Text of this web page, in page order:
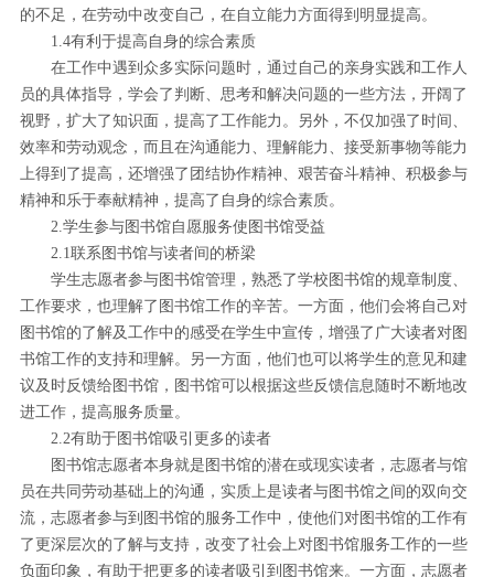
的不足，在劳动中改变自己，在自立能力方面得到明显提高。
1.4有利于提高自身的综合素质
在工作中遇到众多实际问题时，通过自己的亲身实践和工作人
员的具体指导，学会了判断、思考和解决问题的一些方法，开阔了
视野，扩大了知识面，提高了工作能力。另外，不仅加强了时间、
效率和劳动观念，而且在沟通能力、理解能力、接受新事物等能力
上得到了提高，还增强了团结协作精神、艰苦奋斗精神、积极参与
精神和乐于奉献精神，提高了自身的综合素质。
2.学生参与图书馆自愿服务使图书馆受益
2.1联系图书馆与读者间的桥梁
学生志愿者参与图书馆管理，熟悉了学校图书馆的规章制度、
工作要求，也理解了图书馆工作的辛苦。一方面，他们会将自己对
图书馆的了解及工作中的感受在学生中宣传，增强了广大读者对图
书馆工作的支持和理解。另一方面，他们也可以将学生的意见和建
议及时反馈给图书馆，图书馆可以根据这些反馈信息随时不断地改
进工作，提高服务质量。
2.2有助于图书馆吸引更多的读者
图书馆志愿者本身就是图书馆的潜在或现实读者，志愿者与馆
员在共同劳动基础上的沟通，实质上是读者与图书馆之间的双向交
流，志愿者参与到图书馆的服务工作中，使他们对图书馆的工作有
了更深层次的了解与支持，改变了社会上对图书馆服务工作的一些
负面印象，有助于把更多的读者吸引到图书馆来。一方面，志愿者